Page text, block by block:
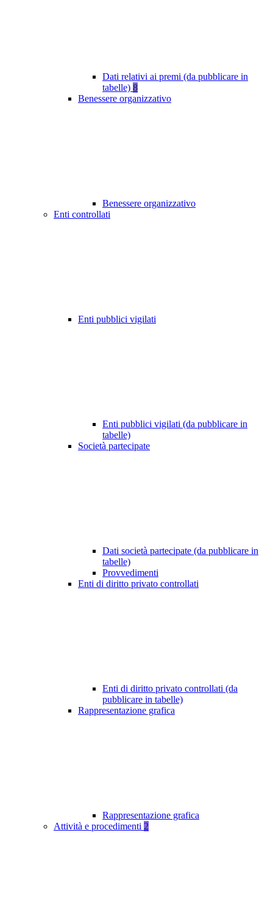
Dati relativi ai premi (da pubblicare in
tabelle) 8
Benessere organizzativo
Benessere organizzativo
Enti controllati
Enti pubblici vigilati
Enti pubblici vigilati (da pubblicare in
tabelle)
Società partecipate
Dati società partecipate (da pubblicare in
tabelle)
Provvedimenti
Enti di diritto privato controllati
Enti di diritto privato controllati (da
pubblicare in tabelle)
Rappresentazione grafica
Rappresentazione grafica
Attività e procedimenti 2